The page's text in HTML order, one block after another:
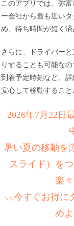
このアプリでは、弥
ー会社から最も近い
め、待ち時間が短く済
さらに、ドライバー
りすることも可能な
到着予定時刻など、
安心して移動すること
2026年7月22日
暑い夏の移動を
スライド）を
楽々
⸜⸜今すぐお得に
め